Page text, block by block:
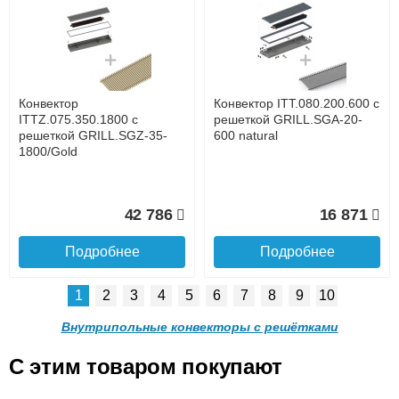
до подъезда
услуга платная
Конвектор ITTL.070.160.800
с решеткой SGL.800.160
champagne
16 318
Подробнее
Конвектор ITTL.070.160.900
с решеткой SGL.900.160
champagne
16 337
Конвектор
ITTL.070.160.1000 с
решеткой SGL.1000.160
Конвектор
ITTL.070.160.1100 с
решеткой SGL.1100.160
Конвектор
ITTZ.075.350.1800 с
решеткой GRILL.SGZ-35-
1800/Gold
42 786
Подробнее
Конвектор ITT.080.200.600 с
решеткой GRILL.SGA-20-
600 natural
16 871
Подробнее
1 2 3 4 5 6 7 8 9 10
Внутрипольные конвекторы с решётками
C этим товаром покупают